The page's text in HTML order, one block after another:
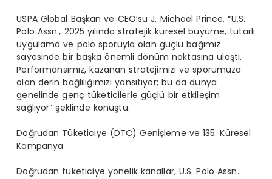
USPA Global Başkan ve CEO’su J. Michael Prince, “U.S.
Polo Assn., 2025 yılında stratejik küresel büyüme, tutarlı
uygulama ve polo sporuyla olan güçlübağımız
sayesinde bir başkaönemli dönüm noktasına ulaştı.
Performansımız, kazanan stratejimizi ve sporumuza
olan derin bağlılığımızıyansıtıyor; bu da dünya
genelinde genç tüketicilerle güçlü bir etkileşim
sağlıyor”şeklinde konuştu.
Doğrudan Tüketiciye (DTC) Genişleme ve 135. Küresel
Kampanya
Doğrudan tüketiciye yönelik kanallar, U.S. Polo Assn.